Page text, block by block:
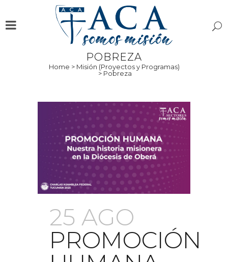
POBREZA
Home > Misión (Proyectos y Programas)
> Pobreza
25 AGO
PROMOCIÓN